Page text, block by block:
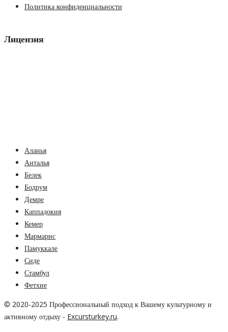
Политика конфиденциальности
Лицензия
Аланья
Анталья
Белек
Бодрум
Демре
Каппадокия
Кемер
Мармарис
Памуккале
Сиде
Стамбул
Фетхие
© 2020-2025 Профессиональный подход к Вашему культурному и
активному отдыху - Excursturkey.ru.